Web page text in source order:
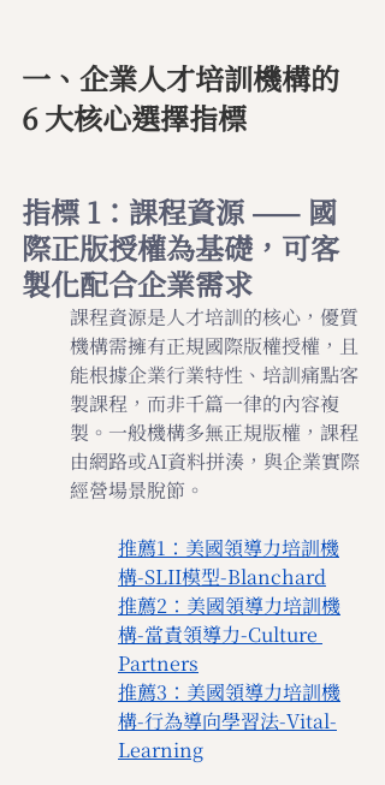
一、企業人才培訓機構的
6 大核心選擇指標
指標 1：課程資源 —— 國
際正版授權為基礎，可客
製化配合企業需求
課程資源是人才培訓的核心，優質
機構需擁有正規國際版權授權，且
能根據企業行業特性、培訓痛點客
製課程，而非千篇一律的內容複
製。一般機構多無正規版權，課程
由網路或AI資料拼湊，與企業實際
經營場景脫節。
推薦1：美國領導力培訓機
構-SLII模型-Blanchard
推薦2：美國領導力培訓機
構-當責領導力-Culture
Partners
推薦3：美國領導力培訓機
構-行為導向學習法-Vital-
Learning